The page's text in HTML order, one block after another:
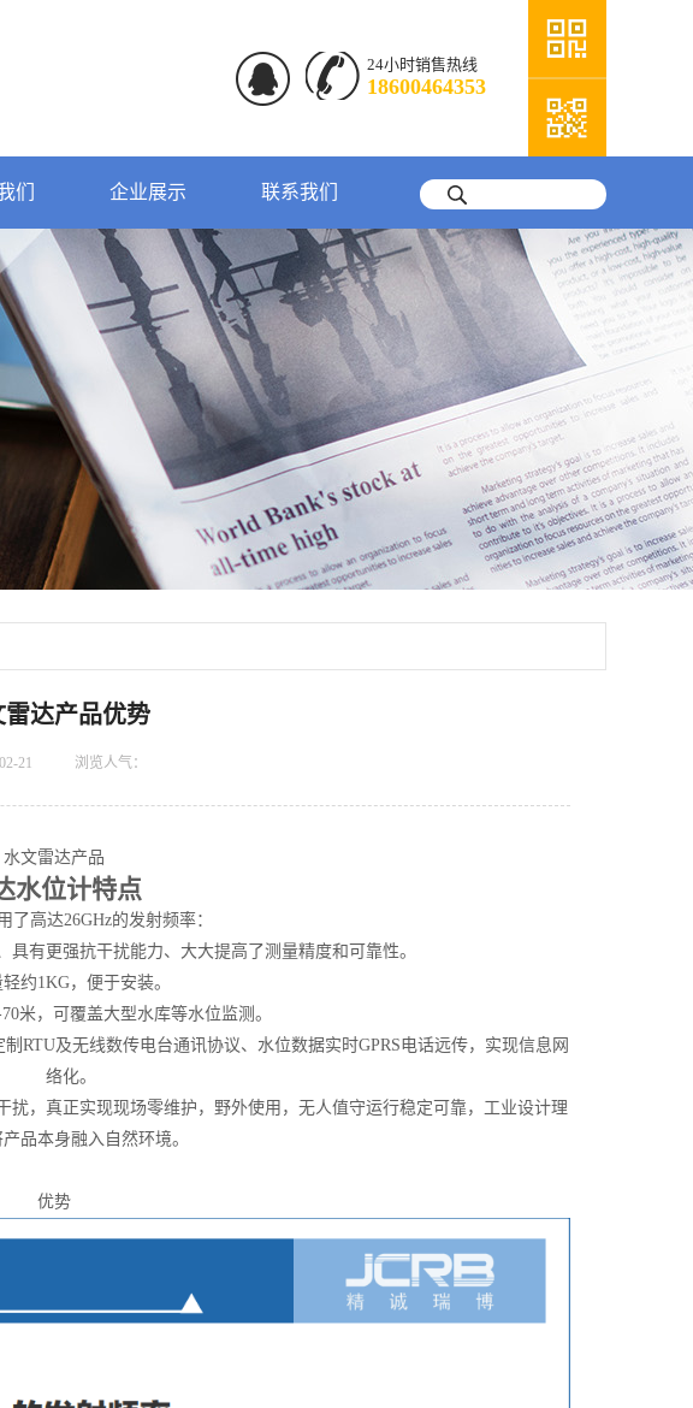
24小时销售热线
18600464353
们 企业展示 联系我们
雷达产品优势
21 浏览人气：
水文雷达产品
水位计特点
了高达26GHz的发射频率：
有更强抗干扰能力、大大提高了测量精度和可靠性。
约1KG，便于安装。
米，可覆盖大型水库等水位监测。
RTU及无线数传电台通讯协议、水位数据实时GPRS电话远传，实现信息网
络化。
，真正实现现场零维护，野外使用，无人值守运行稳定可靠，工业设计理
品本身融入自然环境。
优势